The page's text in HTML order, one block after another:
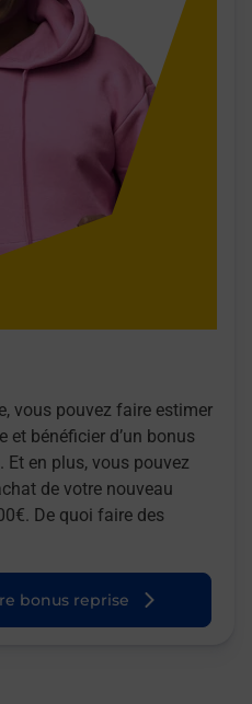
vous pouvez faire estimer
et bénéficier d’un bonus
Et en plus, vous pouvez
de votre nouveau
De quoi faire des
bonus reprise